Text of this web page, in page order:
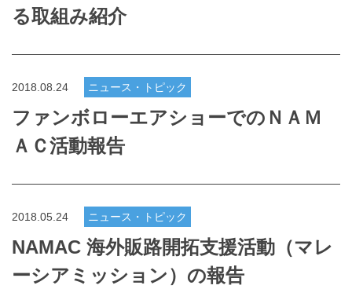
る取組み紹介
2018.08.24 ニュース・トピック
ファンボローエアショーでのＮＡＭ
ＡＣ活動報告
2018.05.24 ニュース・トピック
NAMAC 海外販路開拓支援活動（マレ
ーシアミッション）の報告